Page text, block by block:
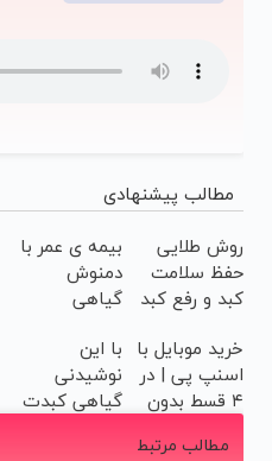
مطالب پیشنهادی
روش طلایی
حفظ سلامت
کبد و رفع کبد
دمنوش کبد با
تخفیف ویژه)
بیمه ی عمر با
دمنوش
گیاهی
کبد+تخفیف
ویژه
خرید موبایل با
اسنپ پی | در
۴ قسط بدون
سود و کارمزد!
با این
نوشیدنی
گیاهی کبدت
مطالب مرتبط